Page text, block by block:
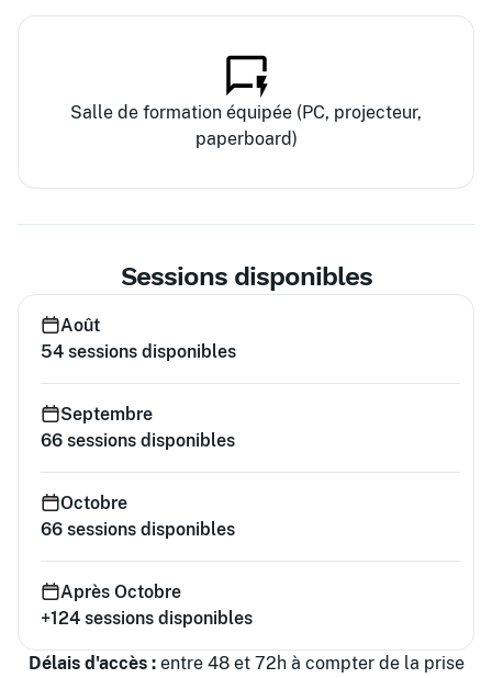
Salle de formation équipée (PC, projecteur,
paperboard)
Sessions disponibles
Août
54 sessions disponibles
Septembre
66 sessions disponibles
Octobre
66 sessions disponibles
Après Octobre
+124 sessions disponibles
Délais d'accès :entre 48 et 72h à compter de la prise